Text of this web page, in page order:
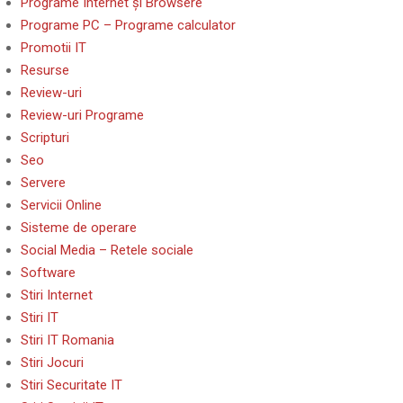
Programe PC – Programe calculator
Promotii IT
Resurse
Review-uri
Review-uri Programe
Scripturi
Seo
Servere
Servicii Online
Sisteme de operare
Social Media – Retele sociale
Software
Stiri Internet
Stiri IT
Stiri IT Romania
Stiri Jocuri
Stiri Securitate IT